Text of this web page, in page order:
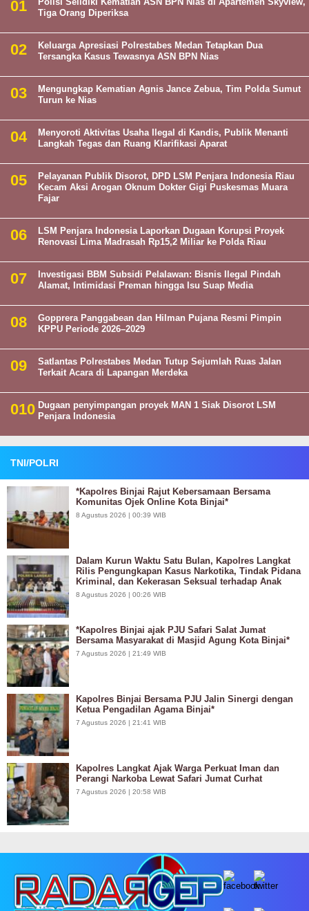
Tiga Orang Diperiksa
Keluarga Apresiasi Polrestabes Medan Tetapkan Dua
Tersangka Kasus Tewasnya ASN BPN Nias
Mengungkap Kematian Agnis Jance Zebua, Tim Polda Sumut
Turun ke Nias
Menyoroti Aktivitas Usaha Ilegal di Kandis, Publik Menanti
Langkah Tegas dan Ruang Klarifikasi Aparat
Pelayanan Publik Disorot, DPD LSM Penjara Indonesia Riau
Kecam Aksi Arogan Oknum Dokter Gigi Puskesmas Muara
Fajar
LSM Penjara Indonesia Laporkan Dugaan Korupsi Proyek
Renovasi Lima Madrasah Rp15,2 Miliar ke Polda Riau
Investigasi BBM Subsidi Pelalawan: Bisnis Ilegal Pindah
Alamat, Intimidasi Preman hingga Isu Suap Media
Gopprera Panggabean dan Hilman Pujana Resmi Pimpin
KPPU Periode 2026–2029
Satlantas Polrestabes Medan Tutup Sejumlah Ruas Jalan
Terkait Acara di Lapangan Merdeka
Dugaan penyimpangan proyek MAN 1 Siak Disorot LSM
Penjara Indonesia
TNI/POLRI
*Kapolres Binjai Rajut Kebersamaan Bersama
Komunitas Ojek Online Kota Binjai*
8 Agustus 2026 | 00:39 WIB
Dalam Kurun Waktu Satu Bulan, Kapolres Langkat
Rilis Pengungkapan Kasus Narkotika, Tindak Pidana
Kriminal, dan Kekerasan Seksual terhadap Anak
8 Agustus 2026 | 00:26 WIB
*Kapolres Binjai ajak PJU Safari Salat Jumat
Bersama Masyarakat di Masjid Agung Kota Binjai*
7 Agustus 2026 | 21:49 WIB
Kapolres Binjai Bersama PJU Jalin Sinergi dengan
Ketua Pengadilan Agama Binjai*
7 Agustus 2026 | 21:41 WIB
Kapolres Langkat Ajak Warga Perkuat Iman dan
Perangi Narkoba Lewat Safari Jumat Curhat
7 Agustus 2026 | 20:58 WIB